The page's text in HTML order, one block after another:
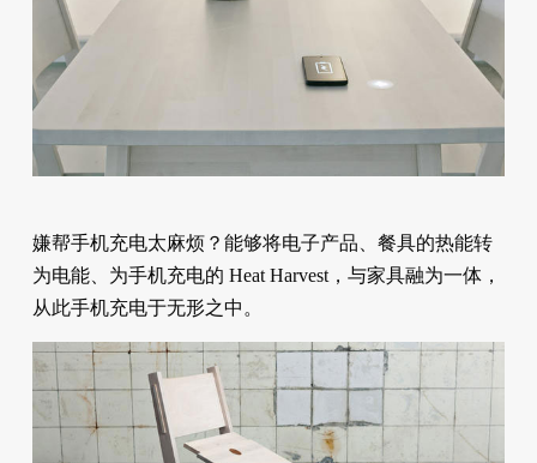
嫌帮手机充电太麻烦？能够将电子产品、餐具的热能转
为电能、为手机充电的 Heat Harvest，与家具融为一体，
从此手机充电于无形之中。